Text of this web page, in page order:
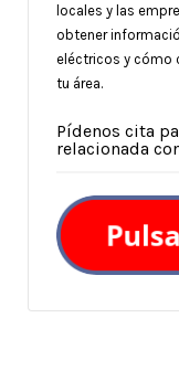
locales y las
obtener
eléctricos y cómo
tu área.
Pídenos cita
relacionada